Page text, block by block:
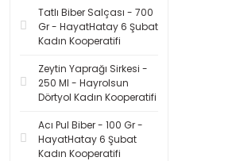
Tatlı Biber Salçası - 700
Gr - HayatHatay 6 Şubat
Kadın Kooperatifi
Zeytin Yaprağı Sirkesi -
250 Ml - Hayrolsun
Dörtyol Kadın Kooperatifi
Acı Pul Biber - 100 Gr -
HayatHatay 6 Şubat
Kadın Kooperatifi